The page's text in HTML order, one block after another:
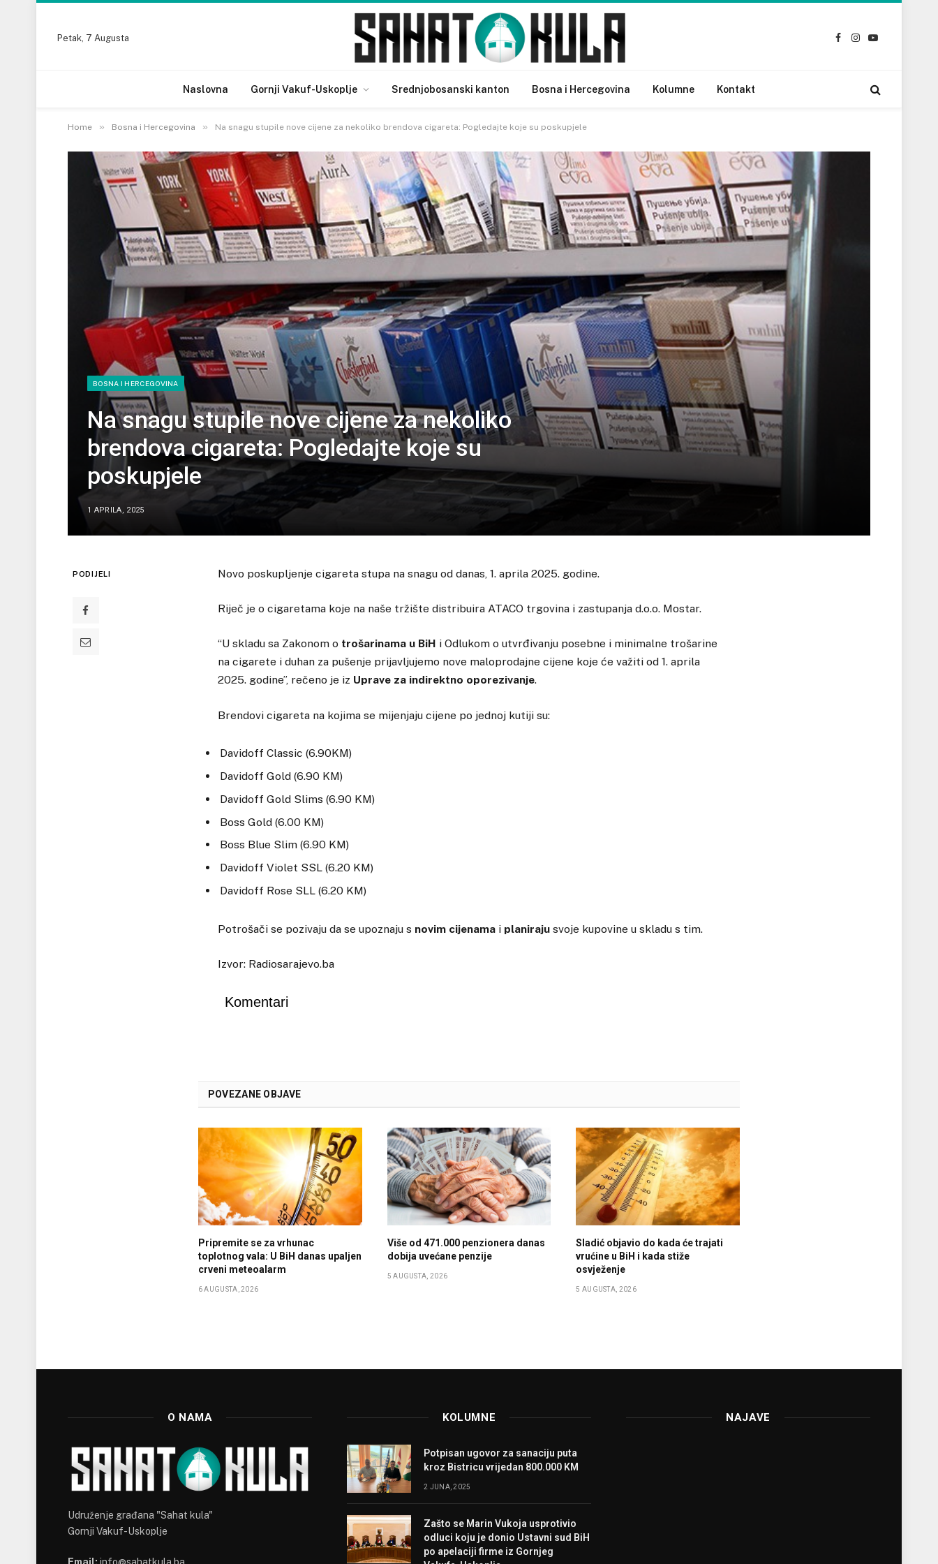
Petak, 7 Augusta
Facebook
Instagram
YouTube
Naslovna Gornji Vakuf-Uskoplje Srednjobosanski kanton Bosna i Hercegovina Kolumne Kontakt
Home » Bosna i Hercegovina » Na snagu stupile nove cijene za nekoliko brendova cigareta: Pogledajte koje su poskupjele
BOSNA I HERCEGOVINA
Na snagu stupile nove cijene za nekoliko
brendova cigareta: Pogledajte koje su
poskupjele
1 APRILA, 2025
PODIJELI Novo poskupljenje cigareta stupa na snagu od danas, 1. aprila 2025. godine.
Riječ je o cigaretama koje na naše tržište distribuira ATACO trgovina i zastupanja d.o.o. Mostar.
“U skladu sa Zakonom o trošarinama u BiH i Odlukom o utvrđivanju posebne i minimalne trošarine
na cigarete i duhan za pušenje prijavljujemo nove maloprodajne cijene koje će važiti od 1. aprila
2025. godine”, rečeno je iz Uprave za indirektno oporezivanje.
Brendovi cigareta na kojima se mijenjaju cijene po jednoj kutiji su:
Davidoff Classic (6.90KM)
Davidoff Gold (6.90 KM)
Davidoff Gold Slims (6.90 KM)
Boss Gold (6.00 KM)
Boss Blue Slim (6.90 KM)
Davidoff Violet SSL (6.20 KM)
Davidoff Rose SLL (6.20 KM)
Potrošači se pozivaju da se upoznaju s novim cijenama i planiraju svoje kupovine u skladu s tim.
Izvor: Radiosarajevo.ba
Komentari
POVEZANE OBJAVE
Pripremite se za vrhunac
toplotnog vala: U BiH danas upaljen
crveni meteoalarm
6 AUGUSTA, 2026
Više od 471.000 penzionera danas
dobija uvećane penzije
5 AUGUSTA, 2026
Sladić objavio do kada će trajati
vrućine u BiH i kada stiže
osvježenje
5 AUGUSTA, 2026
O NAMA
Udruženje građana "Sahat kula"
Gornji Vakuf-Uskoplje
Email: info@sahatkula.ba
KOLUMNE
Potpisan ugovor za sanaciju puta
kroz Bistricu vrijedan 800.000 KM
2 JUNA, 2025
Zašto se Marin Vukoja usprotivio
odluci koju je donio Ustavni sud BiH
po apelaciji firme iz Gornjeg
NAJAVE